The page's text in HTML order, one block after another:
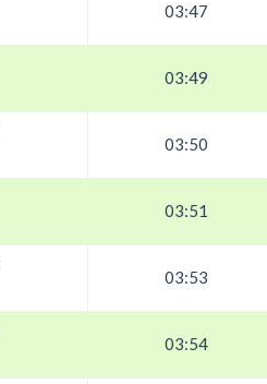
03:47
03:49
03:50
03:51
03:53
03:54